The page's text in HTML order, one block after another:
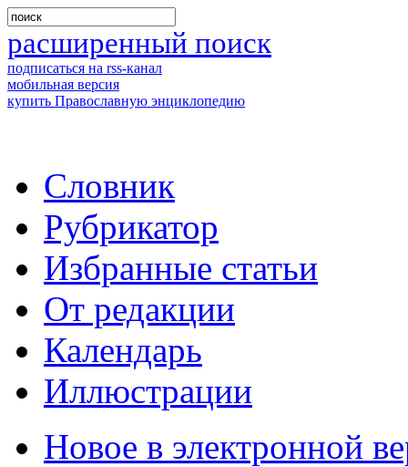
расширенный поиск
подписаться на rss-канал
мобильная версия
купить Православную энциклопедию
Словник
Рубрикатор
Избранные статьи
От редакции
Календарь
Иллюстрации
Новое в электронной